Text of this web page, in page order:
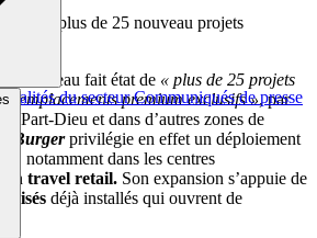
du secteur Communiqués de presse
plus de 25 nouveau projets
2026
de réseau fait état de « plus de 25 projets
emplacements premium exclusifs », par
Part-Dieu et dans d’autres zones de
Burger privilégie en effet un déploiement
1, notamment dans les centres
en travel retail. Son expansion s’appuie de
déjà installés qui ouvrent de